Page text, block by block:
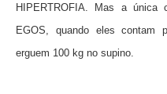
HIPERTROFIA. Mas a única
EGOS, quando eles contam
erguem 100 kg no supino.